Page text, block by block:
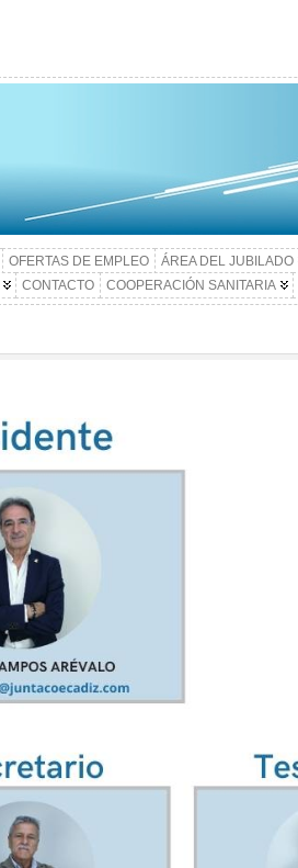
OFERTAS DE EMPLEO ÁREA DEL JUBILADO
CONTACTO COOPERACIÓN SANITARIA